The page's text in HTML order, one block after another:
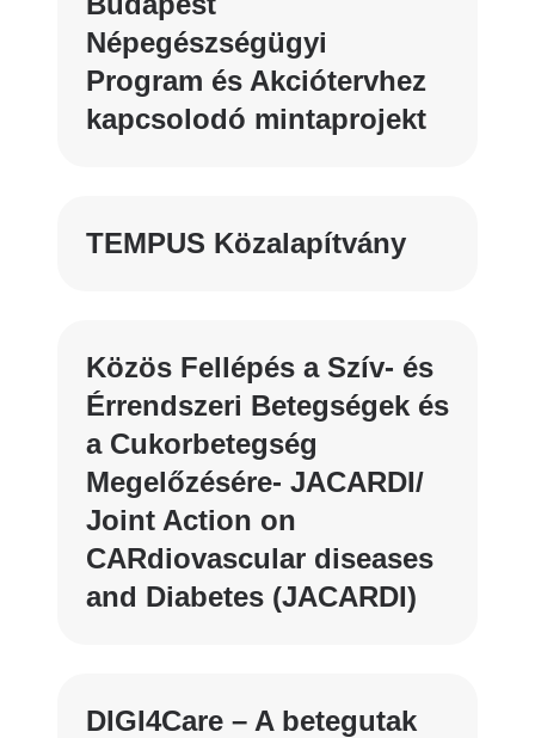
Népegészségügyi
Program és Akciótervhez
kapcsolodó mintaprojekt
TEMPUS Közalapítvány
Közös Fellépés a Szív- és
Érrendszeri Betegségek és
a Cukorbetegség
Megelőzésére- JACARDI/
Joint Action on
CARdiovascular diseases
and Diabetes (JACARDI)
DIGI4Care – A betegutak